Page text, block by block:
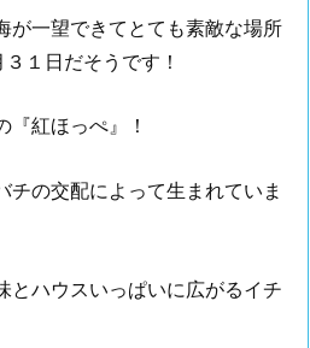
が一望できてとても素敵な場所
１日だそうです！
紅ほっぺ』！
チの交配によって生まれていま
とハウスいっぱいに広がるイチ